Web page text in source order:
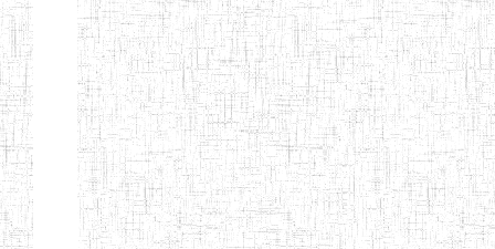
Début Préc. 1 2 3 4 5
6
Suivant
Fin